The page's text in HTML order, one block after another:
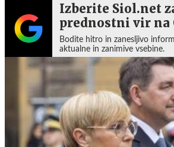
Izberite Siol.net
prednostni vir na
Bodite hitro in zanesljivo
aktualne in zanimive vsebine.